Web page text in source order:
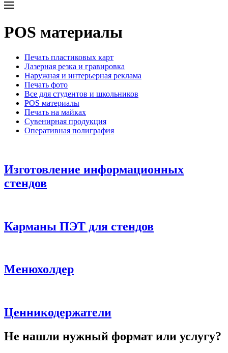
POS материалы
Печать пластиковых карт
Лазерная резка и гравировка
Наружная и интерьерная реклама
Печать фото
Все для студентов и школьников
POS материалы
Печать на майках
Сувенирная продукция
Оперативная полиграфия
Изготовление информационных
стендов
Карманы ПЭТ для стендов
Менюхолдер
Ценникодержатели
Не нашли нужный формат или услугу?